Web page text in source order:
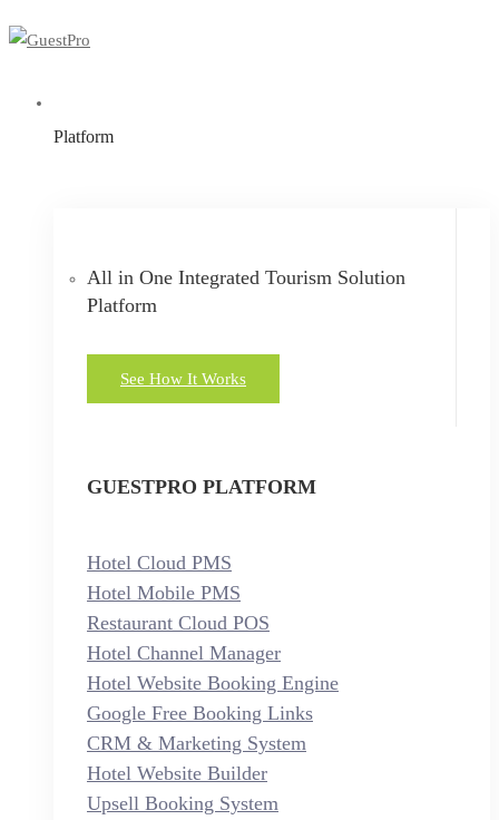
Platform
All in One Integrated Tourism Solution
Platform
See How It Works
GUESTPRO PLATFORM
Hotel Cloud PMS
Hotel Mobile PMS
Restaurant Cloud POS
Hotel Channel Manager
Hotel Website Booking Engine
Google Free Booking Links
CRM & Marketing System
Hotel Website Builder
Upsell Booking System